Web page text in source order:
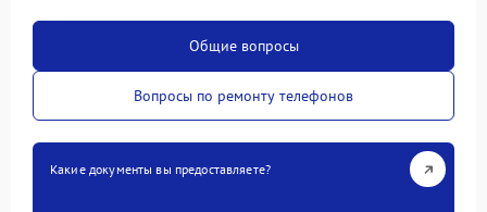
Общие вопросы
Вопросы по ремонту телефонов
Какие документы вы предоставляете?